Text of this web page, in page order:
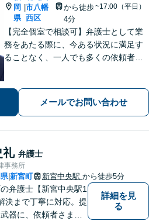
岡
県
|市八幡
西区
から徒歩
4分
~17:00（平日）
【完全個室で相談可】弁護士として業
務をあたる際に、今ある状況に満足す
ることなく、一人でも多くの依頼者の
ての法的な支援を丁寧に行えるよう心
掛け、日々努力を重ねていきます。
メールでお問い合わせ
礼 弁護士
事務所
|新宮町 新宮中央駅 から徒歩5分
弁護士【新宮中央駅1
決まで丁寧に対応。提
器に、依頼者さまの
詳細を見
る